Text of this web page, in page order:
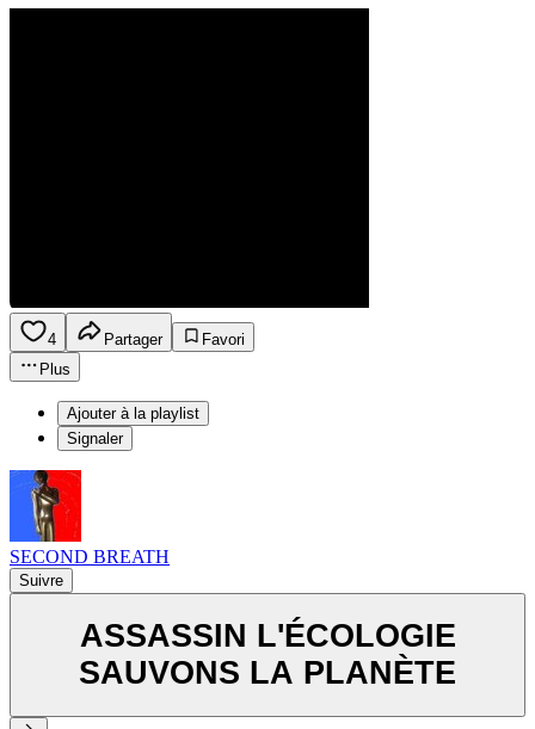
4 Partager
Favori
Plus
Ajouter à la playlist
Signaler
SECOND BREATH
Suivre
ASSASSIN L'ÉCOLOGIE
SAUVONS LA PLANÈTE